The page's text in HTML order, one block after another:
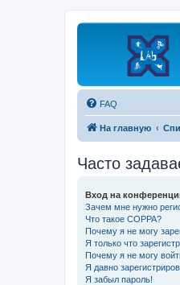
FAQ
На главную
Часто
Вход на
Зачем мне нужно
Что такое COPPA?
Почему я не могу
Я только что
Почему я не могу
Я давно
Я забыл пароль!